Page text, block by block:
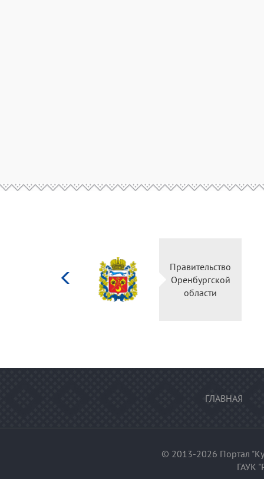
Правительство
Оренбургской
области
ГЛАВНАЯ
© 2013-2026 Портал
ГАУК